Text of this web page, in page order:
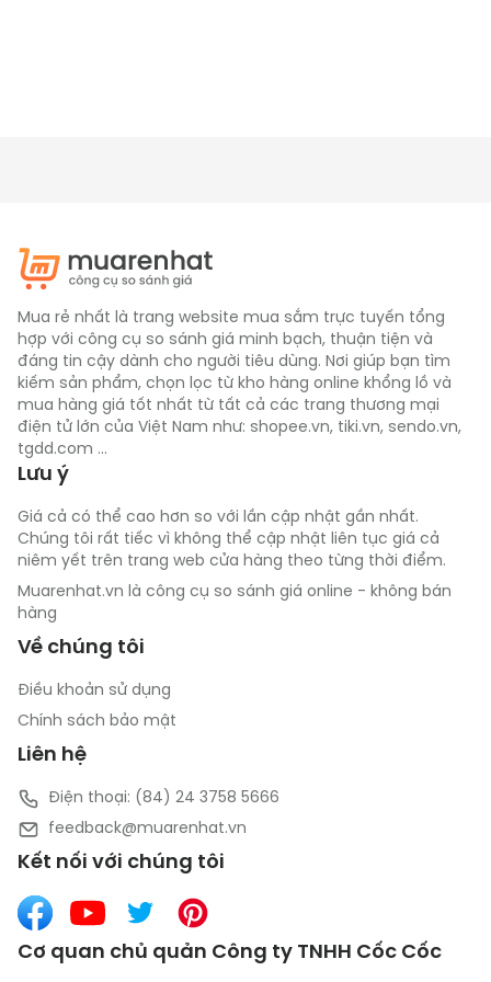
Mua rẻ nhất là trang website mua sắm trực tuyến tổng
hợp với công cụ so sánh giá minh bạch, thuận tiện và
đáng tin cậy dành cho người tiêu dùng. Nơi giúp bạn tìm
kiếm sản phẩm, chọn lọc từ kho hàng online khổng lồ và
mua hàng giá tốt nhất từ tất cả các trang thương mại
điện tử lớn của Việt Nam như: shopee.vn, tiki.vn, sendo.vn,
tgdd.com ...
Về chúng tôi
Điều khoản sử dụng
Chính sách bảo mật
Liên hệ
Điện thoại: (84) 24 3758 5666
feedback@muarenhat.vn
Kết nối với chúng tôi
Cơ quan chủ quản Công ty TNHH Cốc Cốc
Lưu ý
Giá cả có thể cao hơn so với lần cập nhật gần nhất.
Chúng tôi rất tiếc vì không thể cập nhật liên tục giá cả
niêm yết trên trang web cửa hàng theo từng thời điểm.
Muarenhat.vn là công cụ so sánh giá online - không bán
hàng